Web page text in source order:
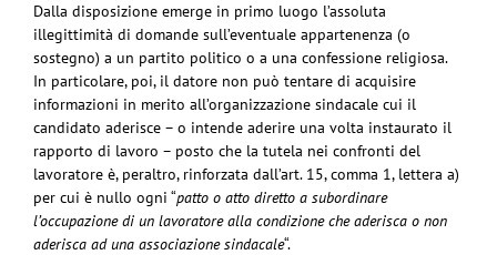
Dalla disposizione emerge in primo luogo l’assoluta
illegittimità di domande sull’eventuale appartenenza (o
sostegno) a un partito politico o a una confessione religiosa.
In particolare, poi, il datore non può tentare di acquisire
informazioni in merito all’organizzazione sindacale cui il
candidato aderisce – o intende aderire una volta instaurato il
rapporto di lavoro – posto che la tutela nei confronti del
lavoratore è, peraltro, rinforzata dall’art. 15, comma 1, lettera a)
per cui è nullo ogni “patto o atto diretto a subordinare
l’occupazione di un lavoratore alla condizione che aderisca o non
aderisca ad una associazione sindacale“.